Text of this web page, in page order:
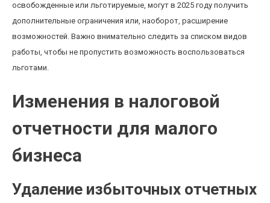
освобожденные или льготируемые, могут в 2025 году получить
дополнительные ограничения или, наоборот, расширение
возможностей. Важно внимательно следить за списком видов
работы, чтобы не пропустить возможность воспользоваться
льготами.
Изменения в налоговой
отчетности для малого
бизнеса
Удаление избыточных отчетных